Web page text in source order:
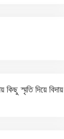
স্মৃতি দিয়ে বিদায়